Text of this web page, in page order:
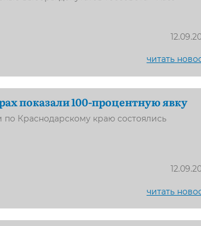
читать
показали 100-процентную явку
Краснодарскому краю состоялись
читать